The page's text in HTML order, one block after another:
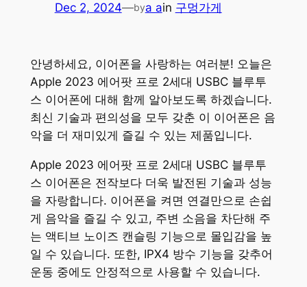
Dec 2, 2024—bya ain 구멍가게
안녕하세요, 이어폰을 사랑하는 여러분! 오늘은
Apple 2023 에어팟 프로 2세대 USBC 블루투
스 이어폰에 대해 함께 알아보도록 하겠습니다.
최신 기술과 편의성을 모두 갖춘 이 이어폰은 음
악을 더 재미있게 즐길 수 있는 제품입니다.
Apple 2023 에어팟 프로 2세대 USBC 블루투
스 이어폰은 전작보다 더욱 발전된 기술과 성능
을 자랑합니다. 이어폰을 켜면 연결만으로 손쉽
게 음악을 즐길 수 있고, 주변 소음을 차단해 주
는 액티브 노이즈 캔슬링 기능으로 몰입감을 높
일 수 있습니다. 또한, IPX4 방수 기능을 갖추어
운동 중에도 안정적으로 사용할 수 있습니다.